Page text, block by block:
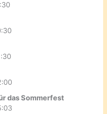
das Sommerfest